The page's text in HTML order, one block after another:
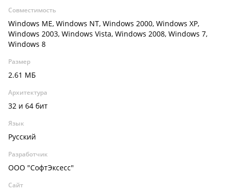
Совместимость
Windows ME, Windows NT, Windows 2000, Windows XP,
Windows 2003, Windows Vista, Windows 2008, Windows 7,
Windows 8
Размер
2.61 МБ
Архитектура
32 и 64 бит
Язык
Русский
Разработчик
ООО "СофтЭксесс"
Сайт